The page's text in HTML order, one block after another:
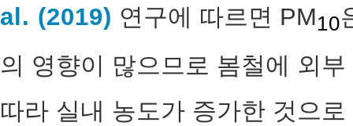
al. (2019) 연구에 따르면 PM10
의 영향이 많으므로 봄철에 외
따라 실내 농도가 증가한 것으